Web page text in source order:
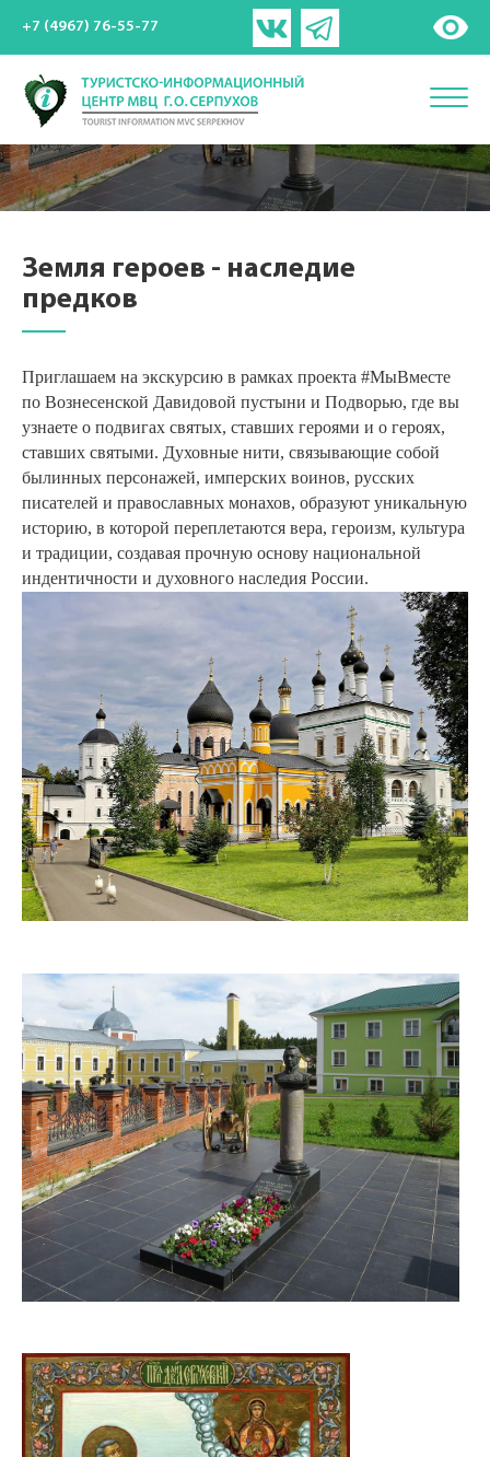
+7 (4967) 76-55-77
Земля героев - наследие
предков
Приглашаем на экскурсию в рамках проекта #МыВместе
по Вознесенской Давидовой пустыни и Подворью, где вы
узнаете о подвигах святых, ставших героями и о героях,
ставших святыми. Духовные нити, связывающие собой
былинных персонажей, имперских воинов, русских
писателей и православных монахов, образуют уникальную
историю, в которой переплетаются вера, героизм, культура
и традиции, создавая прочную основу национальной
индентичности и духовного наследия России.